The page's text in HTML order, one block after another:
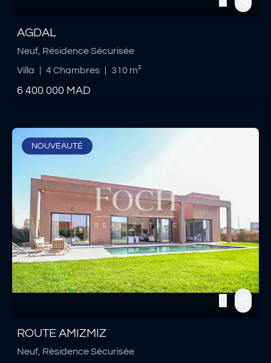
AGDAL
Neuf, Résidence Sécurisée
Villa
4 Chambres 310 m²
6 400 000 MAD
NOUVEAUTÉ
ROUTE AMIZMIZ
Neuf, Résidence Sécurisée